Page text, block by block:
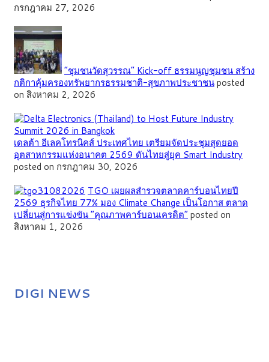
กรกฎาคม 27, 2026
”ชุมชนวัดสุวรรณ” Kick-off ธรรมนูญชุมชน สร้าง
กติกาคุ้มครองทรัพยากรธรรมชาติ-สุขภาพประชาชนposted
on สิงหาคม 2, 2026
เดลต้า อีเลคโทรนิคส์ ประเทศไทย เตรียมจัดประชุมสุดยอด
อุตสาหกรรมแห่งอนาคต 2569 ดันไทยสู่ยุค Smart Industry
posted on กรกฎาคม 30, 2026
TGO เผยผลสำรวจตลาดคาร์บอนไทยปี
2569 ธุรกิจไทย 77% มอง Climate Change เป็นโอกาส ตลาด
เปลี่ยนสู่การแข่งขัน “คุณภาพคาร์บอนเครดิต”posted on
สิงหาคม 1, 2026
DIGI NEWS